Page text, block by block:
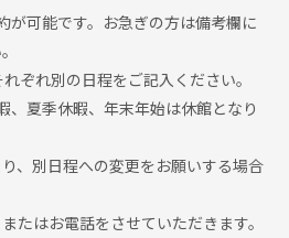
可能です。お急ぎの方は備考欄に
ぞれ別の日程をご記入ください。
、夏季休暇、年末年始は休館となり
、別日程への変更をお願いする場合
たはお電話をさせていただきます。